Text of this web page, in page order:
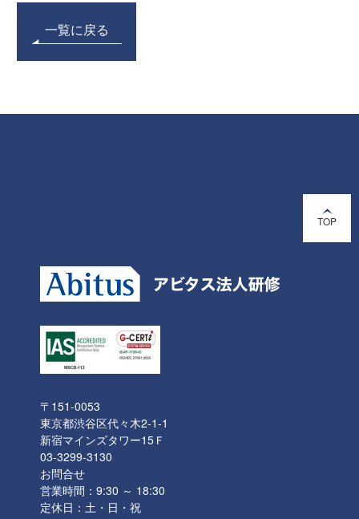
一覧に戻る
TOP
〒151-0053
東京都渋谷区代々木2-1-1
新宿マインズタワー15Ｆ
03-3299-3130
お問合せ
営業時間：9:30 ～ 18:30
定休日：土・日・祝